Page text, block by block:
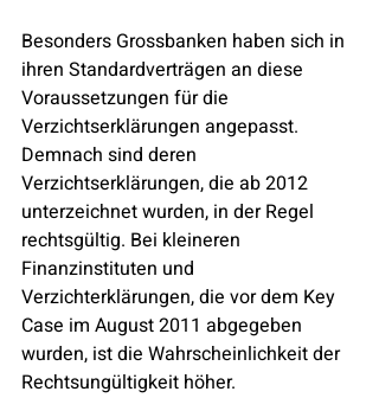
Besonders Grossbanken haben sich in
ihren Standardverträgen an diese
Voraussetzungen für die
Verzichtserklärungen angepasst.
Demnach sind deren
Verzichtserklärungen, die ab 2012
unterzeichnet wurden, in der Regel
rechtsgültig. Bei kleineren
Finanzinstituten und
Verzichterklärungen, die vor dem Key
Case im August 2011 abgegeben
wurden, ist die Wahrscheinlichkeit der
Rechtsungültigkeit höher.